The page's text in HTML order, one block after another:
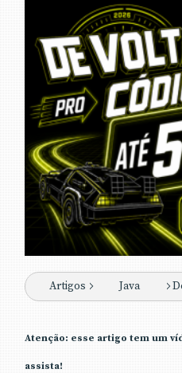
Artigos Java
Atenção: esse artigo tem um
assista!